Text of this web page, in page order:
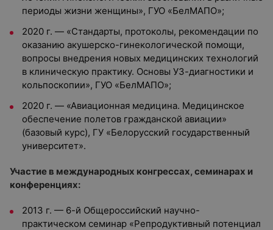
периоды жизни женщины», ГУО «БелМАПО»;
2020 г. — «Стандарты, протоколы, рекомендации по
оказанию акушерско-гинекологической помощи,
вопросы внедрения новых медицинских технологий
в клиническую практику. Основы УЗ-диагностики и
кольпоскопии», ГУО «БелМАПО»;
2020 г. — «Авиационная медицина. Медицинское
обеспечение полетов гражданской авиации»
(базовый курс), ГУ «Белорусский государственный
университет».
Участие в международных конгрессах, семинарах и
конференциях:
2013 г. — 6-й Общероссийский научно-
практическом семинар «Репродуктивный потенциал